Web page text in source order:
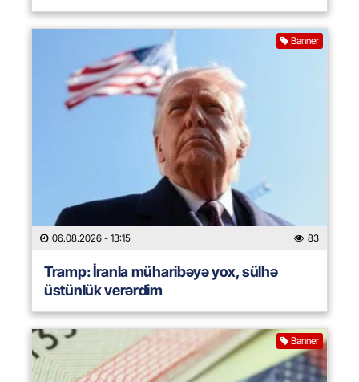
Banner
06.08.2026 - 13:15 83
Tramp: İranla müharibəyə yox, sülhə
üstünlük verərdim
Banner